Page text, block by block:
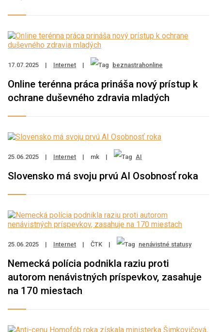
17.07.2025 | Internet | beznastrahonline
Online terénna práca prináša nový prístup k
ochrane duševného zdravia mladých
25.06.2025 | Internet | mk | AI
Slovensko má svoju prvú AI Osobnosť roka
25.06.2025 | Internet | ČTK | nenávistné statusy
Nemecká polícia podnikla raziu proti
autorom nenávistných príspevkov, zasahuje
na 170 miestach